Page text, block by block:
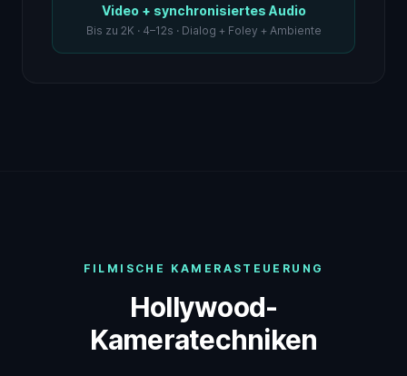
Video + synchronisiertes Audio
Bis zu 2K · 4–12s · Dialog + Foley + Ambiente
FILMISCHE KAMERASTEUERUNG
Hollywood-
Kameratechniken